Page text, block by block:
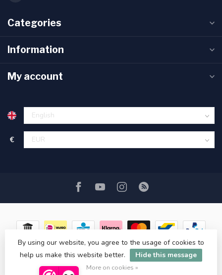
Categories
Information
My account
€
© Copyright 2026 ASATGROOTHANDEL.NL
By using our website, you agree to the usage of cookies to
help us make this website better.
Hide this message
More on cookies »